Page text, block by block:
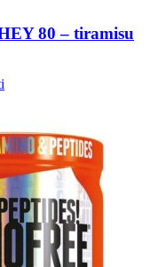
80 – tiramisu
viacero
variantov.
Možnosti
si
môžete
vybrať
na
stránke
produktu